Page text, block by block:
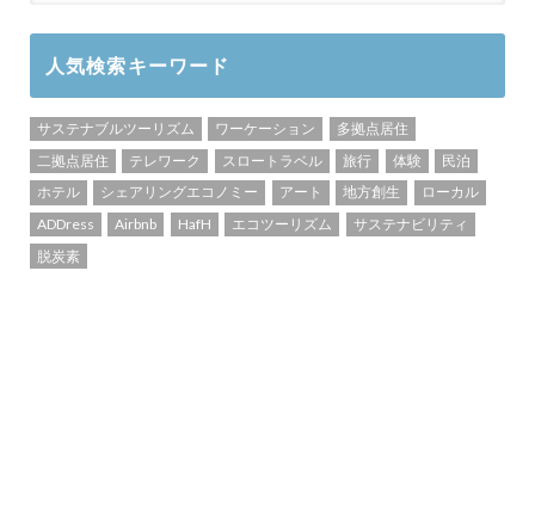
人気検索キーワード
サステナブルツーリズム ワーケーション
多拠点居住
二拠点居住
テレワーク スロートラベル 旅行 体験
民泊
ホテル
シェアリングエコノミー アート 地方創生
ローカル
ADDress
Airbnb HafH エコツーリズム
サステナビリティ
脱炭素